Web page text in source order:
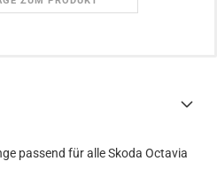
passend für alle Skoda Octavia